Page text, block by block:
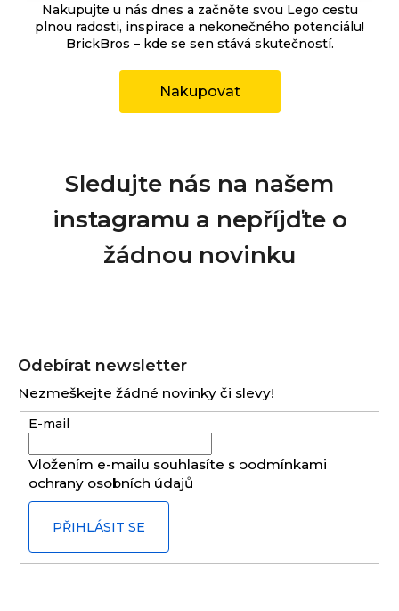
Nakupujte u nás dnes a začněte svou Lego cestu
plnou radosti, inspirace a nekonečného potenciálu!
BrickBros – kde se sen stává skutečností.
Nakupovat
Sledujte nás na našem
instagramu a nepříjďte o
žádnou novinku
Odebírat newsletter
Nezmeškejte žádné novinky či slevy!
E-mail
Vložením e-mailu souhlasíte s podmínkami
ochrany osobních údajů
PŘIHLÁSIT SE